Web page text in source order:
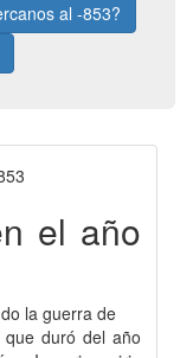
al -853?
el año
la guerra de
que duró del año